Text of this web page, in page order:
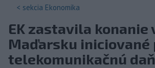
< sekcia Ekonomika
EK zastavila konanie
Maďarsku iniciované
telekomunikačnú daň